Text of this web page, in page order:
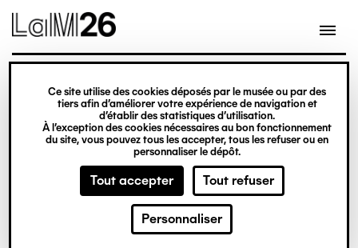
Gestion des cookies
Ce site utilise des cookies déposés par le musée ou par des
tiers afin d’améliorer votre expérience de navigation et
d’établir des statistiques d’utilisation.
À l’exception des cookies nécessaires au bon fonctionnement
du site, vous pouvez tous les accepter, tous les refuser ou en
personnaliser le dépôt.
Tout accepter Tout refuser
Personnaliser
contenu